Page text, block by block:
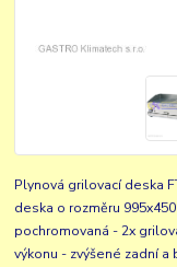
Plynová grilovací deska
deska o rozměru
pochromovaná - 2x
výkonu - zvýšené zadní